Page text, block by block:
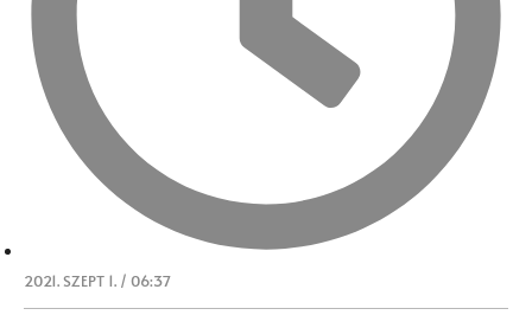
2021. SZEPT 1. / 06:37